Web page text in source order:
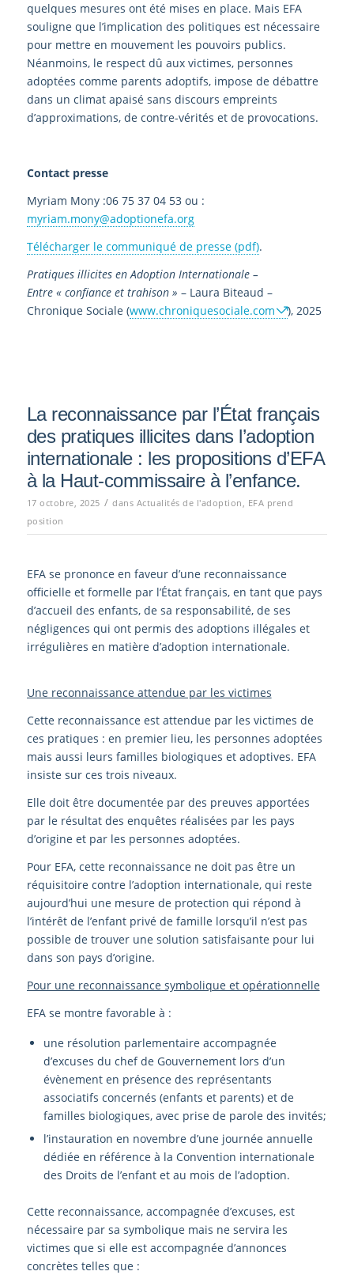
quelques mesures ont été mises en place. Mais EFA
souligne que l’implication des politiques est nécessaire
pour mettre en mouvement les pouvoirs publics.
Néanmoins, le respect dû aux victimes, personnes
adoptées comme parents adoptifs, impose de débattre
dans un climat apaisé sans discours empreints
d’approximations, de contre-vérités et de provocations.
Contact presse
Myriam Mony :06 75 37 04 53 ou :
myriam.mony@adoptionefa.org
Télécharger le communiqué de presse (pdf).
Pratiques illicites en Adoption Internationale –
Entre « confiance et trahison » – Laura Biteaud –
Chronique Sociale (www.chroniquesociale.com ), 2025
La reconnaissance par l’État français
des pratiques illicites dans l’adoption
internationale : les propositions d’EFA
à la Haut-commissaire à l’enfance.
17 octobre, 2025 / dans Actualités de l'adoption , EFA prend
position
EFA se prononce en faveur d’une reconnaissance
oﬃcielle et formelle par l’État français, en tant que pays
d’accueil des enfants, de sa responsabilité, de ses
négligences qui ont permis des adoptions illégales et
irrégulières en matière d’adoption internationale.
Une reconnaissance attendue par les victimes
Cette reconnaissance est attendue par les victimes de
ces pratiques : en premier lieu, les personnes adoptées
mais aussi leurs familles biologiques et adoptives. EFA
insiste sur ces trois niveaux.
Elle doit être documentée par des preuves apportées
par le résultat des enquêtes réalisées par les pays
d’origine et par les personnes adoptées.
Pour EFA, cette reconnaissance ne doit pas être un
réquisitoire contre l’adoption internationale, qui reste
aujourd’hui une mesure de protection qui répond à
l’intérêt de l’enfant privé de famille lorsqu’il n’est pas
possible de trouver une solution satisfaisante pour lui
dans son pays d’origine.
Pour une reconnaissance symbolique et opérationnelle
EFA se montre favorable à :
une résolution parlementaire accompagnée
d’excuses du chef de Gouvernement lors d’un
évènement en présence des représentants
associatifs concernés (enfants et parents) et de
familles biologiques, avec prise de parole des invités;
l’instauration en novembre d’une journée annuelle
dédiée en référence à la Convention internationale
des Droits de l’enfant et au mois de l’adoption.
Cette reconnaissance, accompagnée d’excuses, est
nécessaire par sa symbolique mais ne servira les
victimes que si elle est accompagnée d’annonces
concrètes telles que :